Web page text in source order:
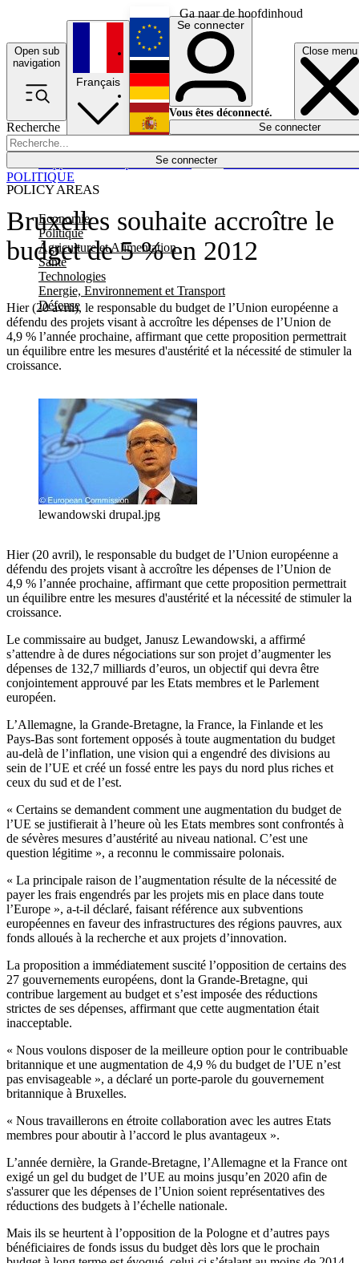
Ga naar de hoofdinhoud
Open sub
navigation
Close menu
Recherche
Se connecter
POLICY AREAS
Economie
Politique
Agriculture et Alimentation
Santé
Technologies
Energie, Environnement et Transport
Défense
Économie
Français
English
Deutsch
Español
Se connecter
Vous êtes déconnecté.
Se connecter
Bruxelles souhaite accroître le
budget de 5 % en 2012
Hier (20 avril), le responsable du budget de l’Union européenne a
défendu des projets visant à accroître les dépenses de l’Union de
4,9 % l’année prochaine, affirmant que cette proposition permettrait
un équilibre entre les mesures d'austérité et la nécessité de stimuler la
croissance.
POLITIQUE
lewandowski drupal.jpg
Hier (20 avril), le responsable du budget de l’Union européenne a
défendu des projets visant à accroître les dépenses de l’Union de
4,9 % l’année prochaine, affirmant que cette proposition permettrait
un équilibre entre les mesures d'austérité et la nécessité de stimuler la
croissance.
Le commissaire au budget, Janusz Lewandowski, a affirmé
s’attendre à de dures négociations sur son projet d’augmenter les
dépenses de 132,7 milliards d’euros, un objectif qui devra être
conjointement approuvé par les Etats membres et le Parlement
européen.
L’Allemagne, la Grande-Bretagne, la France, la Finlande et les
Pays-Bas sont fortement opposés à toute augmentation du budget
au-delà de l’inflation, une vision qui a engendré des divisions au
sein de l’UE et créé un fossé entre les pays du nord plus riches et
ceux du sud et de l’est.
« Certains se demandent comment une augmentation du budget de
l’UE se justifierait à l’heure où les Etats membres sont confrontés à
de sévères mesures d’austérité au niveau national. C’est une
question légitime », a reconnu le commissaire polonais.
« La principale raison de l’augmentation résulte de la nécessité de
payer les frais engendrés par les projets mis en place dans toute
l’Europe », a-t-il déclaré, faisant référence aux subventions
européennes en faveur des infrastructures des régions pauvres, aux
fonds alloués à la recherche et aux projets d’innovation.
La proposition a immédiatement suscité l’opposition de certains des
27 gouvernements européens, dont la Grande-Bretagne, qui
contribue largement au budget et s’est imposée des réductions
strictes de ses dépenses, affirmant que cette augmentation était
inacceptable.
« Nous voulons disposer de la meilleure option pour le contribuable
britannique et une augmentation de 4,9 % du budget de l’UE n’est
pas envisageable », a déclaré un porte-parole du gouvernement
britannique à Bruxelles.
« Nous travaillerons en étroite collaboration avec les autres Etats
membres pour aboutir à l’accord le plus avantageux ».
L’année dernière, la Grande-Bretagne, l’Allemagne et la France ont
exigé un gel du budget de l’UE au moins jusqu’en 2020 afin de
s'assurer que les dépenses de l’Union soient représentatives des
réductions des budgets à l’échelle nationale.
Mais ils se heurtent à l’opposition de la Pologne et d’autres pays
bénéficiaires de fonds issus du budget dès lors que le prochain